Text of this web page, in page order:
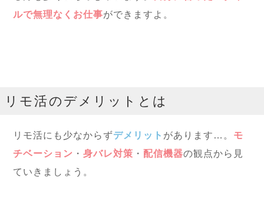
ルで無理なくお仕事ができますよ。
リモ活のデメリットとは
リモ活にも少なからずデメリット があります…。 モ
チベーション ・身バレ対策 ・配信機器の観点から見
ていきましょう。